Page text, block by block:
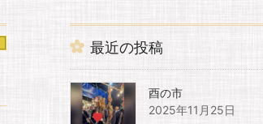
最近の投稿
酉の市
2025年11月25日